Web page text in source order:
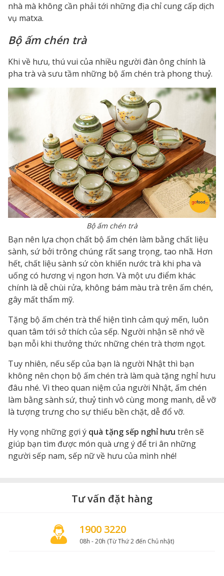
nhà mà không cần phải tới những địa chỉ cung cấp dịch
vụ matxa.
Bộ ấm chén trà
Khi về hưu, thú vui của nhiều người đàn ông chính là
pha trà và sưu tầm những bộ ấm chén trà phong thuỷ.
Bộ ấm chén trà
Bạn nên lựa chọn chất bộ ấm chén làm bằng chất liệu
sành, sứ bởi trông chúng rất sang trọng, tao nhã. Hơn
hết, chất liệu sành sứ còn khiến nước trà khi pha và
uống có hương vị ngon hơn. Và một ưu điểm khác
chính là dễ chùi rửa, không bám màu trà trên ấm chén,
gây mất thẩm mỹ.
Tặng bộ ấm chén trà thể hiện tình cảm quý mến, luôn
quan tâm tới sở thích của sếp. Người nhận sẽ nhớ về
bạn mỗi khi thưởng thức những chén trà thơm ngọt.
Tuy nhiên, nếu sếp của bạn là người Nhật thì bạn
không nên chọn bộ ấm chén trà làm quà tặng nghỉ hưu
đâu nhé. Vì theo quan niệm của người Nhật, ấm chén
làm bằng sành sứ, thuỷ tinh vô cùng mong manh, dễ vỡ
là tượng trưng cho sự thiếu bền chặt, dễ đổ vỡ.
Hy vọng những gợi ý quà tặng sếp nghỉ hưu trên sẽ
giúp bạn tìm được món quà ưng ý để tri ân những
người sếp nam, sếp nữ về hưu của mình nhé!
Tư vấn đặt hàng
1900 3220
08h - 20h (Từ Thứ 2 đến Chủ nhật)